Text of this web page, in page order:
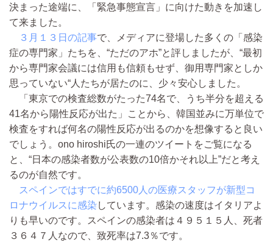
決まった途端に、「緊急事態宣言」に向けた動きを加速し
て来ました。
３月１３日の記事で、メディアに登場した多くの「感染
症の専門家」たちを、“ただのアホ”と評しましたが、“最初
から専門家会議には信用も信頼もせず、御用専門家としか
思っていない“人たちが居たのに、少々安心しました。
「東京での検査総数がたった74名で、うち半分を超える
41名から陽性反応が出た」ことから、韓国並みに万単位で
検査をすれば何名の陽性反応が出るのかを想像すると良い
でしょう。ono hiroshi氏の一連のツイートをご覧になる
と、“日本の感染者数が公表数の10倍かそれ以上”だと考え
るのが自然です。
スペインではすでに約6500人の医療スタッフが新型コ
ロナウイルスに感染 しています。感染の速度はイタリアよ
りも早いのです。スペインの感染者は４９５１５人、死者
３６４７人なので、致死率は7.3％です。